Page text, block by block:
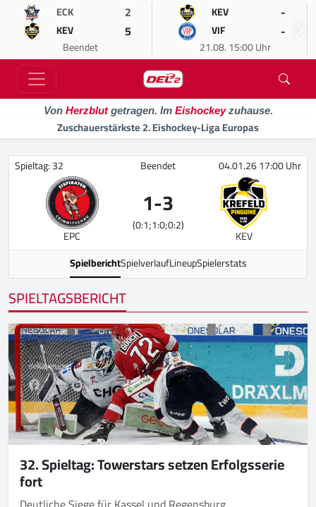
ECK 2
KEV 5
Beendet
KEV -
VIF -
21.08. 15:00 Uhr
Von Herzblutgetragen. Im Eishockeyzuhause.
Zuschauerstärkste 2. Eishockey-Liga Europas
Spieltag: 32 Beendet 04.01.26 17:00 Uhr
EPC
1-3
(0:1;1:0;0:2)
KEV
SpielberichtSpielverlaufLineupSpielerstats
SPIELTAGSBERICHT
32. Spieltag: Towerstars setzen Erfolgsserie
fort